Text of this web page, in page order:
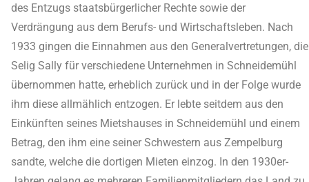
des Entzugs staatsbürgerlicher Rechte sowie der
Verdrängung aus dem Berufs- und Wirtschaftsleben. Nach
1933 gingen die Einnahmen aus den Generalvertretungen, die
Selig Sally für verschiedene Unternehmen in Schneidemühl
übernommen hatte, erheblich zurück und in der Folge wurde
ihm diese allmählich entzogen. Er lebte seitdem aus den
Einkünften seines Mietshauses in Schneidemühl und einem
Betrag, den ihm eine seiner Schwestern aus Zempelburg
sandte, welche die dortigen Mieten einzog. In den 1930er-